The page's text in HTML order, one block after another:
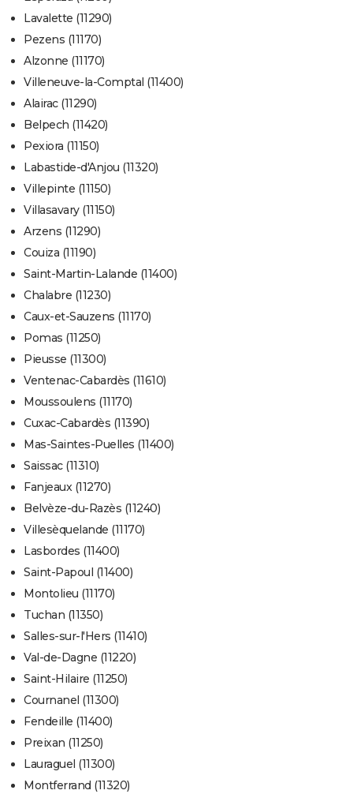
Lavalette (11290)
Pezens (11170)
Alzonne (11170)
Villeneuve-la-Comptal (11400)
Alairac (11290)
Belpech (11420)
Pexiora (11150)
Labastide-d'Anjou (11320)
Villepinte (11150)
Villasavary (11150)
Arzens (11290)
Couiza (11190)
Saint-Martin-Lalande (11400)
Chalabre (11230)
Caux-et-Sauzens (11170)
Pomas (11250)
Pieusse (11300)
Ventenac-Cabardès (11610)
Moussoulens (11170)
Cuxac-Cabardès (11390)
Mas-Saintes-Puelles (11400)
Saissac (11310)
Fanjeaux (11270)
Belvèze-du-Razès (11240)
Villesèquelande (11170)
Lasbordes (11400)
Saint-Papoul (11400)
Montolieu (11170)
Tuchan (11350)
Salles-sur-l'Hers (11410)
Val-de-Dagne (11220)
Saint-Hilaire (11250)
Cournanel (11300)
Fendeille (11400)
Preixan (11250)
Lauraguel (11300)
Montferrand (11320)